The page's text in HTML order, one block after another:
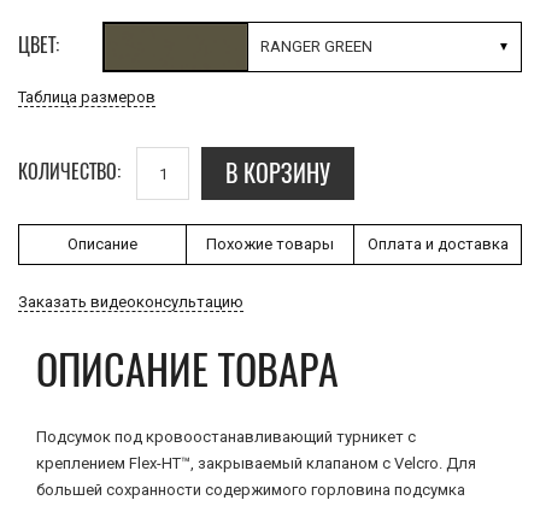
ЦВЕТ: RANGER GREEN
Таблица размеров
КОЛИЧЕСТВО: В КОРЗИНУ
Описание Похожие товары Оплата и доставка
Заказать видеоконсультацию
ОПИСАНИЕ ТОВАРА
Подсумок под кровоостанавливающий турникет с
креплением Flex-HT™, закрываемый клапаном с Velcro. Для
большей сохранности содержимого горловина подсумка